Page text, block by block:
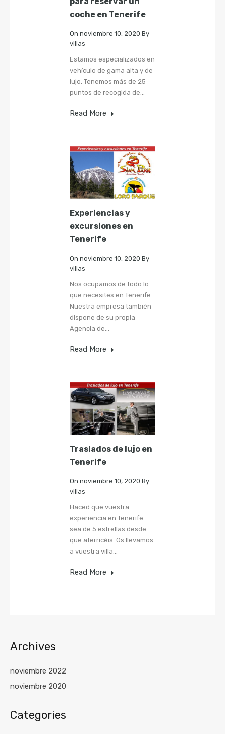
coche en Tenerife
On noviembre 10, 2020 By
villas
Estamos especializados en
vehículo de gama alta y de
lujo. Tenemos más de 25
puntos de recogida de…
Read More
Experiencias y
excursiones en
Tenerife
On noviembre 10, 2020 By
villas
Nos ocupamos de todo lo
que necesites en Tenerife
Nuestra empresa también
dispone de su propia
Agencia de…
Read More
Traslados de lujo en
Tenerife
On noviembre 10, 2020 By
villas
Haced que vuestra
experiencia en Tenerife
sea de 5 estrellas desde
que aterricéis. Os llevamos
a vuestra villa…
Read More
Archives
noviembre 2022
noviembre 2020
Categories